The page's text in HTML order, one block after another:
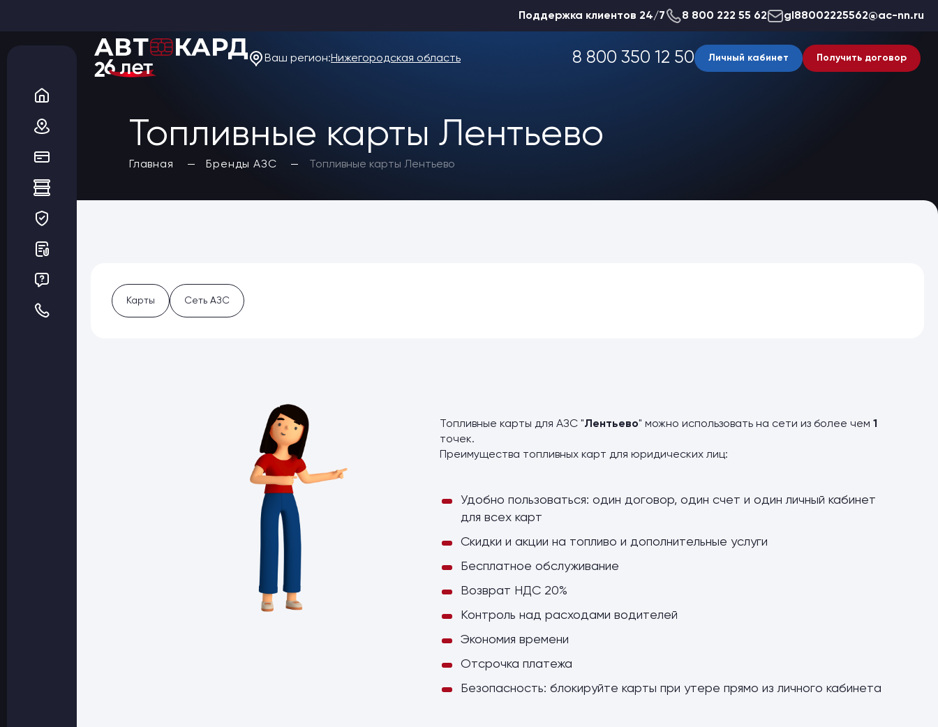
Поддержка клиентов 24/7 8 800 222 55 62 gl88002225562@ac-nn.ru
Ваш регион:Нижегородская область 8 800 350 12 50 Личный кабинет Получить договор
Топливные карты Лентьево
Главная Бренды АЗС Топливные карты Лентьево
Карты Сеть АЗС
Топливные карты для АЗС "Лентьево" можно использовать на сети из более чем 1
точек.
Преимущества топливных карт для юридических лиц:
Удобно пользоваться: один договор, один счет и один личный кабинет
для всех карт
Скидки и акции на топливо и дополнительные услуги
Бесплатное обслуживание
Возврат НДС 20%
Контроль над расходами водителей
Экономия времени
Отсрочка платежа
Безопасность: блокируйте карты при утере прямо из личного кабинета
О компании
Акции
Благотворительность
Статьи
Топливные карты
Заказать карты
Получить выгоду
Регионы
Бренды АЗС
Шиномонтаж
Оптовые поставки
Электронные перевозочные документы